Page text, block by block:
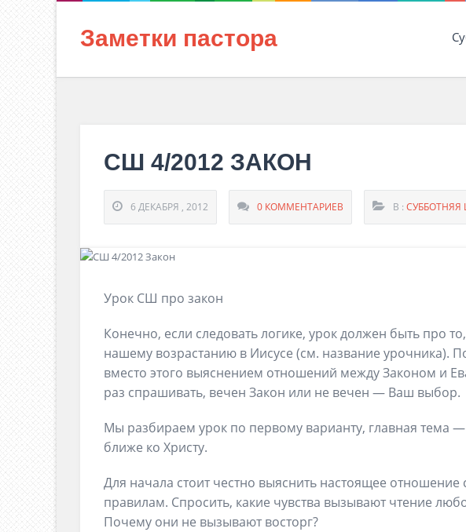
Заметки пастора
СШ 4/2012 ЗАКОН
6 ДЕКАБРЯ , 2012 0 КОММЕНТАРИЕВ В :
Урок СШ про закон
Конечно, если следовать логике, урок должен быть про
нашему возрастанию в Иисусе (см. название урочника).
вместо этого выяснением отношений между Законом и
раз спрашивать, вечен Закон или не вечен — Ваш выбор.
Мы разбираем урок по первому варианту, главная тема —
ближе ко Христу.
Для начала стоит честно выяснить настоящее отношение
правилам. Спросить, какие чувства вызывают чтение
Почему они не вызывают восторг?